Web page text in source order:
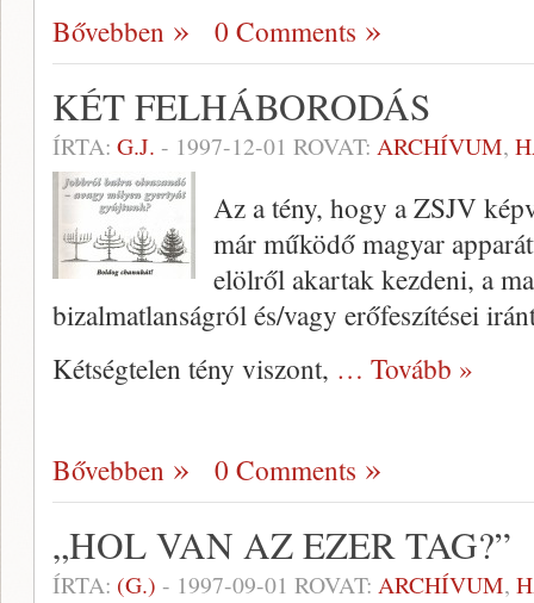
Bővebben 0 Comments
KÉT FELHÁBORODÁS
ÍRTA: G.J. - 1997-12-01 ROVAT: ARCHÍVUM,
Az a tény, hogy a ZSJV
már működő ma­gyar
elölről akartak kezdeni, a
bizalmatlanságról és/vagy erőfeszítései
Kétségtelen tény viszont, … Tovább »
Bővebben 0 Comments
„HOL VAN AZ EZER TAG?”
ÍRTA: (G.) - 1997-09-01 ROVAT: ARCHÍVUM,